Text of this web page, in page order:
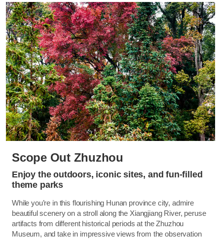
Scope Out Zhuzhou
Enjoy the outdoors, iconic sites, and fun-filled
theme parks
While you’re in this flourishing Hunan province city, admire
beautiful scenery on a stroll along the Xiangjiang River, peruse
artifacts from different historical periods at the Zhuzhou
Museum, and take in impressive views from the observation